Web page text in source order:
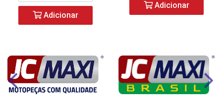
Adicionar
Adicionar